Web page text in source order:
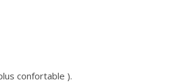
confortable ).